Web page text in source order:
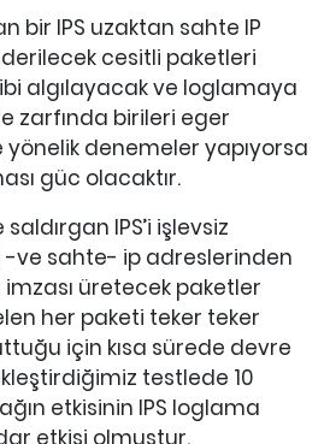
bir IPS uzaktan sahte IP
cesitli paketleri
algılayacak ve loglamaya
zarfında birileri eger
denemeler yapıyorsa
güc olacaktır.
IPS’i işlevsiz
-ve sahte- ip adreslerinden
imzası üretecek paketler
her paketi teker teker
için kısa sürede devre
testlede 10
etkisinin IPS loglama
etkisi olmuştur.